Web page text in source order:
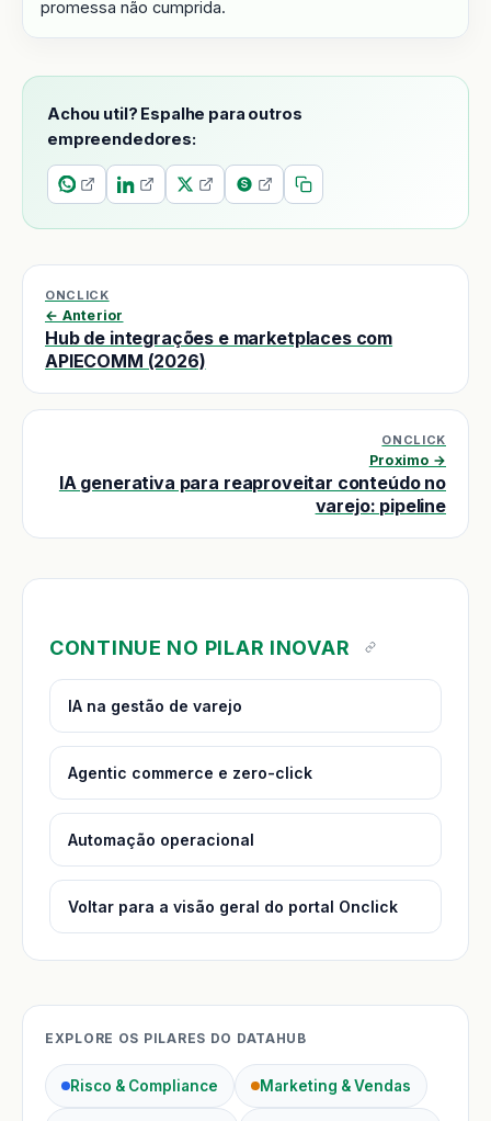
promessa não cumprida.
Achou util? Espalhe para outros
empreendedores:
ONCLICK
← Anterior
Hub de integrações e marketplaces com
APIECOMM (2026)
ONCLICK
Proximo →
IA generativa para reaproveitar conteúdo no
varejo: pipeline
CONTINUE NO PILAR INOVAR
IA na gestão de varejo
Agentic commerce e zero-click
Automação operacional
Voltar para a visão geral do portal Onclick
EXPLORE OS PILARES DO DATAHUB
Risco & Compliance Marketing & Vendas